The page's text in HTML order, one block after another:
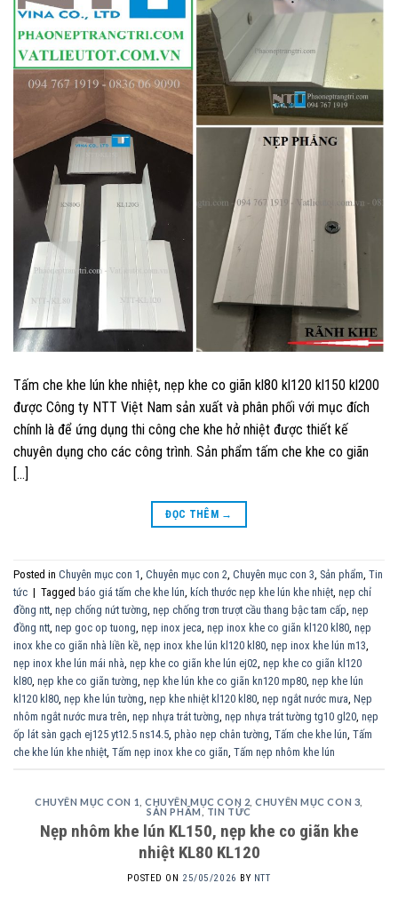
Tấm che khe lún khe nhiệt, nẹp khe co giãn kl80 kl120 kl150 kl200
được Công ty NTT Việt Nam sản xuất và phân phối với mục đích
chính là để ứng dụng thi công che khe hở nhiệt được thiết kế
chuyên dụng cho các công trình. Sản phẩm tấm che khe co giãn
[…]
ĐỌC THÊM →
Posted in Chuyên mục con 1, Chuyên mục con 2, Chuyên mục con 3, Sản phẩm, Tin
tức | Tagged báo giá tấm che khe lún, kích thước nẹp khe lún khe nhiệt, nẹp chỉ
đồng ntt, nẹp chống nứt tường, nẹp chống trơn trượt cầu thang bậc tam cấp, nẹp
đồng ntt, nep goc op tuong, nẹp inox jeca, nẹp inox khe co giãn kl120 kl80, nẹp
inox khe co giãn nhà liền kề, nẹp inox khe lún kl120 kl80, nẹp inox khe lún m13,
nẹp inox khe lún mái nhà, nẹp khe co giãn khe lún ej02, nẹp khe co giãn kl120
kl80, nẹp khe co giãn tường, nẹp khe lún khe co giãn kn120 mp80, nẹp khe lún
kl120 kl80, nẹp khe lún tường, nẹp khe nhiệt kl120 kl80, nẹp ngắt nước mưa, Nẹp
nhôm ngắt nước mưa trên, nẹp nhựa trát tường, nẹp nhựa trát tường tg10 gl20, nẹp
ốp lát sàn gạch ej125 yt12.5 ns14.5, phào nẹp chân tường, Tấm che khe lún, Tấm
che khe lún khe nhiệt, Tấm nẹp inox khe co giãn, Tấm nẹp nhôm khe lún
CHUYÊN MỤC CON 1 ,CHUYÊN MỤC CON 2 ,CHUYÊN MỤC CON 3
SẢN PHẨM , TIN TỨC
Nẹp nhôm khe lún KL150, nẹp khe co giãn khe
nhiệt KL80 KL120
POSTED ON 25/05/2026 BY NTT